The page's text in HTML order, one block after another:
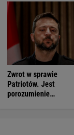
Zwrot w sprawie
Patriotów. Jest
porozumienie